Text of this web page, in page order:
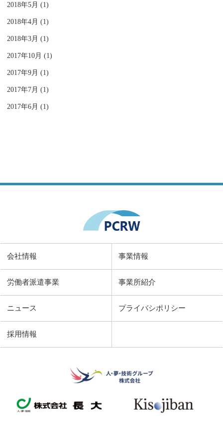
2018年5月 (1)
2018年4月 (1)
2018年3月 (1)
2017年10月 (1)
2017年9月 (1)
2017年7月 (1)
2017年6月 (1)
会社情報 事業情報
労働者派遣事業 事業所紹介
ニュース
採用情報
プライバシポリシー